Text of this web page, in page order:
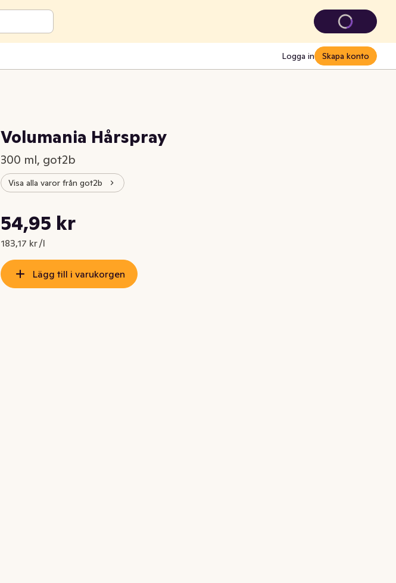
Logga in Skapa konto
Volumania Hårspray
300 ml, got2b
Visa alla varor från got2b
Nuvarande pris är: 54,95 kr
54,95 kr
183,17 kr /l
Styckpris: 183,17 kr /l
Lägg till i varukorgen